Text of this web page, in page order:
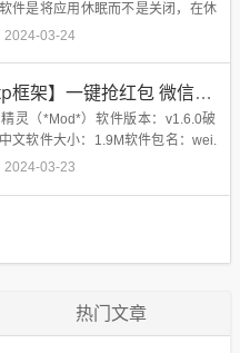
件是将应用休眠而不是关闭，在休
能依然能够被系统调用（例如GCM
护，休眠进程和省电必备神器！最佳
2024-03-24
【搬运】【xp框架】一键抢红包 微信精灵（*Mod*）v1.6.0破解版 ★无需积分/任意激活
灵（*Mod*）软件版本：v1.6.0破
文软件大小：1.9M软件包名：wei.
Android 2.2+及更高版本 此版本感
2024-03-23
热门文章